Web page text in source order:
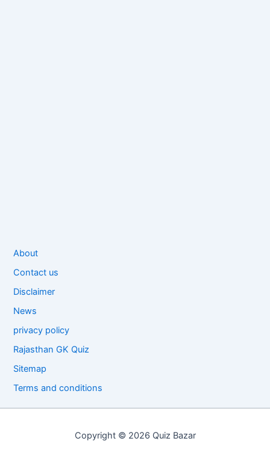
About
Contact us
Disclaimer
News
privacy policy
Rajasthan GK Quiz
Sitemap
Terms and conditions
Copyright © 2026 Quiz Bazar